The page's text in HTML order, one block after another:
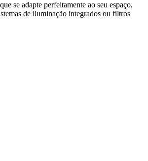
se adapte perfeitamente ao seu espaço,
de iluminação integrados ou filtros